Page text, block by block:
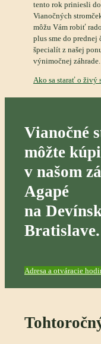
tento rok priniesli
Vianočných
môžu Vám robiť
plus sme do
špecialít z našej
výnimočnej záhrade.
Ako sa starať o živý
Vianočné
môžte
v našom
Agapé
na
Bratislave.
Adresa a otváracie